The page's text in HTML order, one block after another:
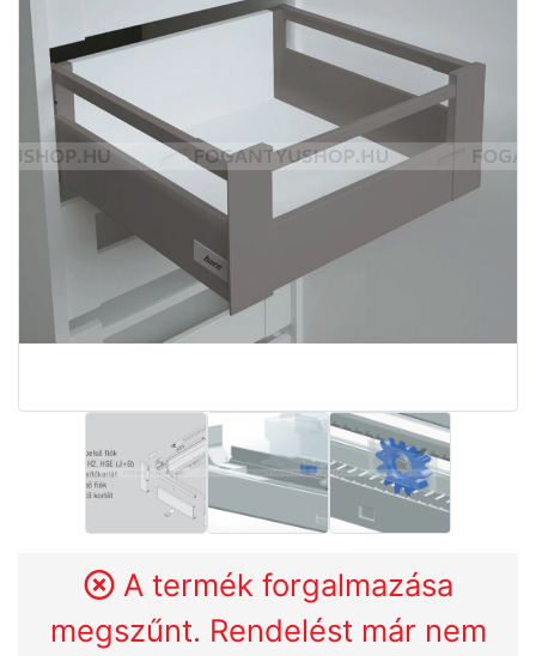
A termék forgalmazása
megszűnt. Rendelést már nem